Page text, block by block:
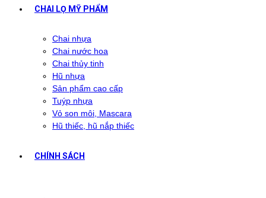
CHAI LỌ MỸ PHẨM
Chai nhựa
Chai nước hoa
Chai thủy tinh
Hũ nhựa
Sản phẩm cao cấp
Tuýp nhựa
Vỏ son môi, Mascara
Hũ thiếc, hũ nắp thiếc
CHÍNH SÁCH